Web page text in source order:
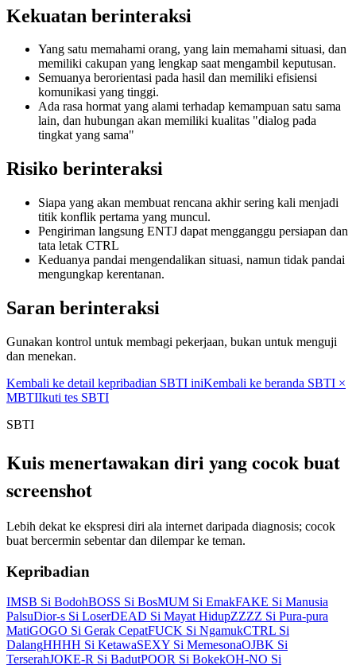
Kekuatan berinteraksi
Yang satu memahami orang, yang lain memahami situasi, dan
memiliki cakupan yang lengkap saat mengambil keputusan.
Semuanya berorientasi pada hasil dan memiliki efisiensi
komunikasi yang tinggi.
Ada rasa hormat yang alami terhadap kemampuan satu sama
lain, dan hubungan akan memiliki kualitas "dialog pada
tingkat yang sama"
Risiko berinteraksi
Siapa yang akan membuat rencana akhir sering kali menjadi
titik konflik pertama yang muncul.
Pengiriman langsung ENTJ dapat mengganggu persiapan dan
tata letak CTRL
Keduanya pandai mengendalikan situasi, namun tidak pandai
mengungkap kerentanan.
Saran berinteraksi
Gunakan kontrol untuk membagi pekerjaan, bukan untuk menguji
dan menekan.
Kembali ke detail kepribadian SBTI iniKembali ke beranda SBTI ×
MBTIIkuti tes SBTI
SBTI
Kuis menertawakan diri yang cocok buat
screenshot
Lebih dekat ke ekspresi diri ala internet daripada diagnosis; cocok
buat bercermin sebentar dan dilempar ke teman.
Kepribadian
IMSB Si BodohBOSS Si BosMUM Si EmakFAKE Si Manusia
PalsuDior-s Si LoserDEAD Si Mayat HidupZZZZ Si Pura-pura
MatiGOGO Si Gerak CepatFUCK Si NgamukCTRL Si
DalangHHHH Si KetawaSEXY Si MemesonaOJBK Si
TerserahJOKE-R Si BadutPOOR Si BokekOH-NO Si